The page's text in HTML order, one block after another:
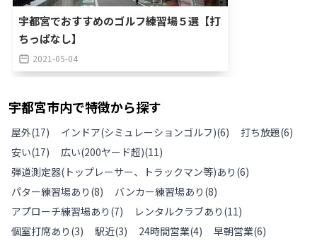
宇都宮でおすすめのゴルフ練習場５選【打
ちっぱなし】
2021-05-04
宇都宮市内で特徴から探す
屋外(17) インドア(シミュレーションゴルフ)(6) 打ち放題(6)
安い(17) 広い(200ヤード超)(11)
弾道測定器(トップレーサー、トラックマン等)あり (6)
パター練習場あり (8) バンカー練習場あり (8)
アプローチ練習場あり (7) レンタルクラブあり (11)
個室打席あり (3) 駅近(3) 24時間営業(4) 早朝営業(6)